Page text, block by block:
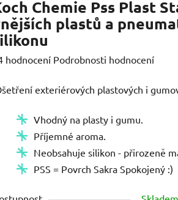
Chemie Pss Plast
plastů a
hodnocení Podrobnosti hodnocení
exteriérových plastových i
Vhodný na plasty i gumu.
Příjemné aroma.
Neobsahuje silikon - přirozeně
PSS = Povrch Sakra Spokojený :)